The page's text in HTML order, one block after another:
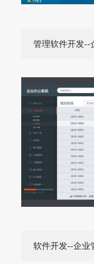
管理软件开发--
软件开发--企业